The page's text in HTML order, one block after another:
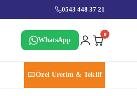
0543 448 37 21
WhatsApp
0
Özel Üretim & Teklif